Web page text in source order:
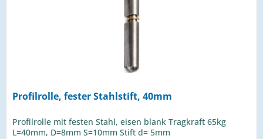
Profilrolle, fester Stahlstift, 40mm
Profilrolle mit festen Stahl, eisen blank Tragkraft 65kg
L=40mm, D=8mm S=10mm Stift d= 5mm